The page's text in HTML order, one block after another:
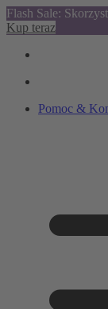
Flash Sale:
Kup teraz
Pomoc &